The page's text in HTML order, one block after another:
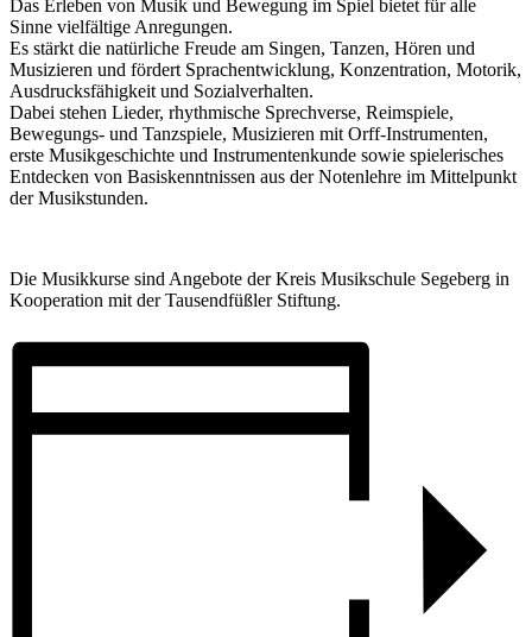
Das Erleben von Musik und Bewegung im Spiel bietet für alle
Sinne vielfältige Anregungen.
Es stärkt die natürliche Freude am Singen, Tanzen, Hören und
Musizieren und fördert Sprachentwicklung, Konzentration, Motorik,
Ausdrucksfähigkeit und Sozialverhalten.
Dabei stehen Lieder, rhythmische Sprechverse, Reimspiele,
Bewegungs- und Tanzspiele, Musizieren mit Orff-Instrumenten,
erste Musikgeschichte und Instrumentenkunde sowie spielerisches
Entdecken von Basiskenntnissen aus der Notenlehre im Mittelpunkt
der Musikstunden.
Die Musikkurse sind Angebote der Kreis Musikschule Segeberg in
Kooperation mit der Tausendfüßler Stiftung.